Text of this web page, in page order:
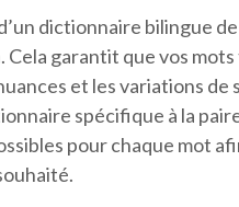
dictionnaire bilingue
Cela garantit que vos
et les variations de
spécifique à la
pour chaque mot